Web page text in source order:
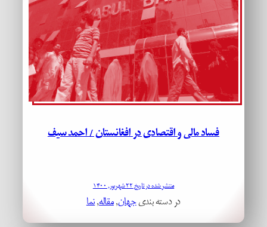
فساد مالی و اقتصادی در افغانستان / احمد سیف
منتشر شده در تاریخ ۲۲ شهریور, ۱۴۰۰
در دسته بندیجهان, مقاله, نما